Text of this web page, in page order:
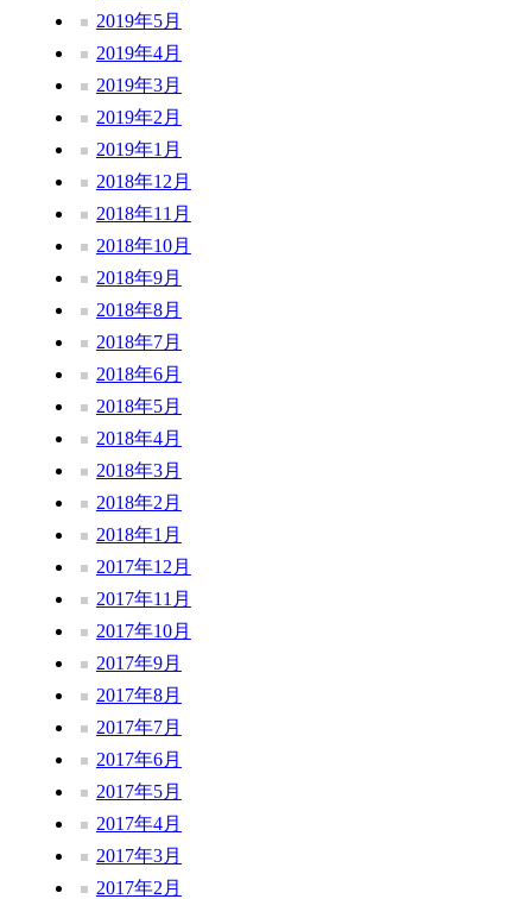
2019年5月
2019年4月
2019年3月
2019年2月
2019年1月
2018年12月
2018年11月
2018年10月
2018年9月
2018年8月
2018年7月
2018年6月
2018年5月
2018年4月
2018年3月
2018年2月
2018年1月
2017年12月
2017年11月
2017年10月
2017年9月
2017年8月
2017年7月
2017年6月
2017年5月
2017年4月
2017年3月
2017年2月